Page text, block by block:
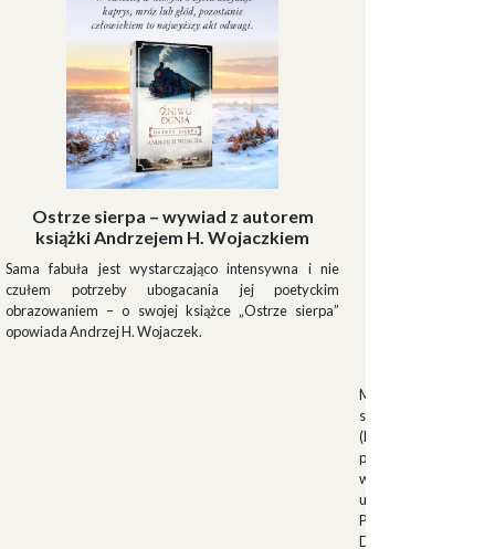
Ostrze sierpa – wywiad z autorem
książki Andrzejem H. Wojaczkiem
Sama fabuła jest wystarczająco intensywna i nie
czułem potrzeby ubogacania jej poetyckim
obrazowaniem – o swojej książce „Ostrze sierpa”
opowiada Andrzej H. Wojaczek.
Muszkieterowie
stanowili elitarną
(Milizia Volontaria
pełniącą rolę
w latach 1923-
uroczystościach
Palazzo Venezia w
Duce.